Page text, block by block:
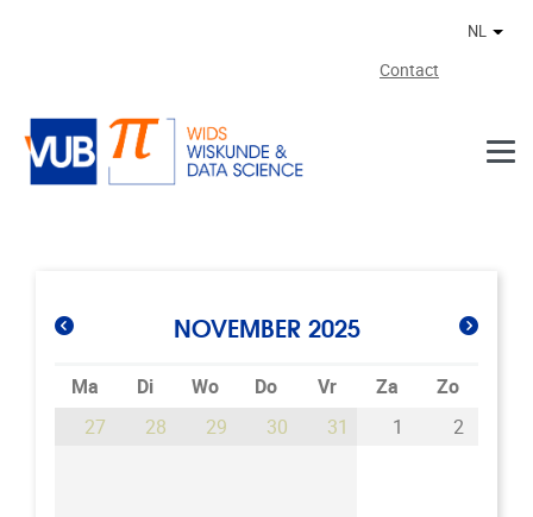
Contact
NL
NOVEMBER 2025
Ma Di Wo Do Vr Za
Zo
27
28 29 30 31 1 2